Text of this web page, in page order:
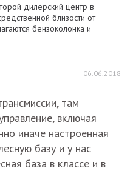
дилерский центр в
близости от
бензоколонка и
06.06.2018
там
включая
иначе настроенная
базу и у нас
база в классе и в